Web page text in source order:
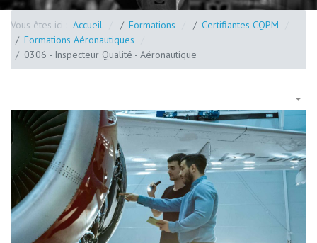
Vous êtes ici : Accueil Formations
Certifiantes CQPM
Formations Aéronautiques
0306 - Inspecteur Qualité - Aéronautique